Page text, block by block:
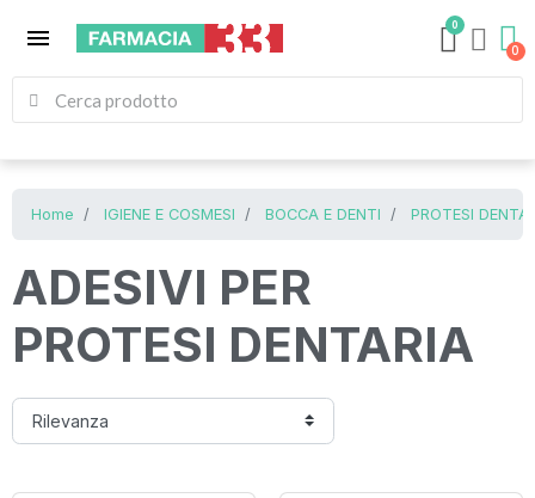
menu 0
Home IGIENE E COSMESI BOCCA E DENTI PROTESI
ADESIVI PER
PROTESI DENTARIA